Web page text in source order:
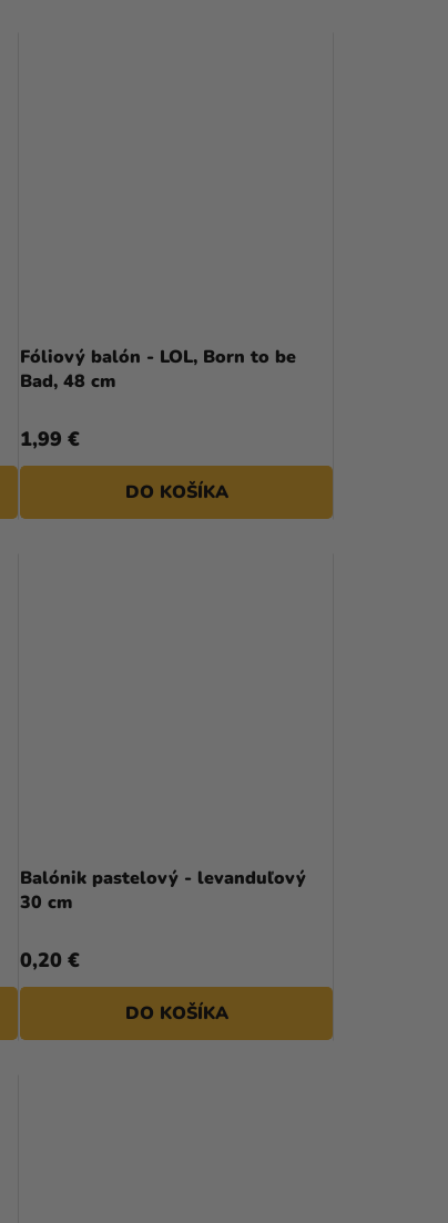
Fóliový balón - LOL, Born to be
Bad, 48 cm
1,99 €
DO KOŠÍKA
Balónik pastelový - levanduľový
30 cm
0,20 €
DO KOŠÍKA